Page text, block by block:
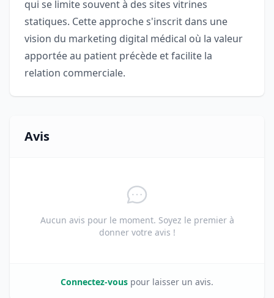
qui se limite souvent à des sites vitrines
statiques. Cette approche s'inscrit dans une
vision du marketing digital médical où la valeur
apportée au patient précède et facilite la
relation commerciale.
Avis
Aucun avis pour le moment. Soyez le premier à
donner votre avis !
Connectez-vous pour laisser un avis.